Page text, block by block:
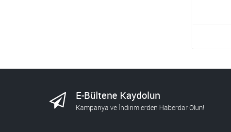
E-Bültene Kaydolun
Kampanya ve İndirimlerden Haberdar Olun!